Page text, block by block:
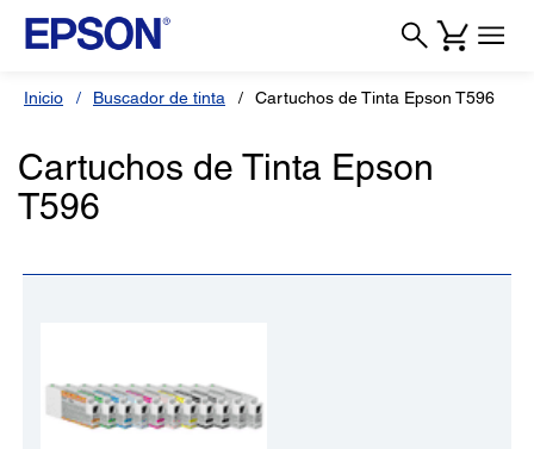
Inicio Buscador de tinta Cartuchos de Tinta Epson T596
Cartuchos de Tinta Epson
T596